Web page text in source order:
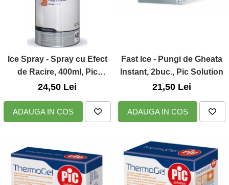
Ice Spray - Spray cu Efect
de Racire, 400ml, Pic
Solution
24,50 Lei
ADAUGA IN COS
Fast Ice - Pungi de Gheata
Instant, 2buc., Pic Solution
21,50 Lei
ADAUGA IN COS